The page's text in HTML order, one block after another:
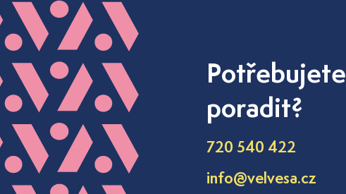
Potřebujete
poradit?
720 540 422
info@velvesa.cz